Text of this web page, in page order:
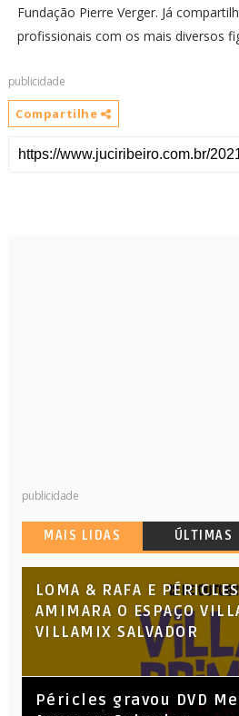
Fundação Pierre Verger. Já
profissionais com os mais diversos
publicidade
Compartilhe
publicidade
MAIS LIDAS ÚLTIMAS
LOMA & RAFA E
AMIMARA O ESPAÇO
VILLAMIX SALVADOR
Péricles gravou DVD